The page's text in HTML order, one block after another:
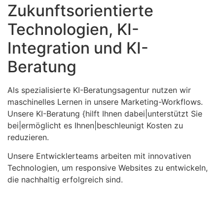
Zukunftsorientierte
Technologien, KI-
Integration und KI-
Beratung
Als spezialisierte KI-Beratungsagentur nutzen wir
maschinelles Lernen in unsere Marketing-Workflows.
Unsere KI-Beratung {hilft Ihnen dabei|unterstützt Sie
bei|ermöglicht es Ihnen|beschleunigt Kosten zu
reduzieren.
Unsere Entwicklerteams arbeiten mit innovativen
Technologien, um responsive Websites zu entwickeln,
die nachhaltig erfolgreich sind.